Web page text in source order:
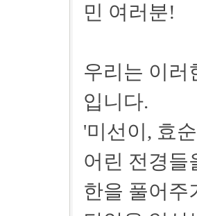
민 여러분!
우리는 이러
입니다.
'미선이, 효
어린 전경들
한을 풀어주